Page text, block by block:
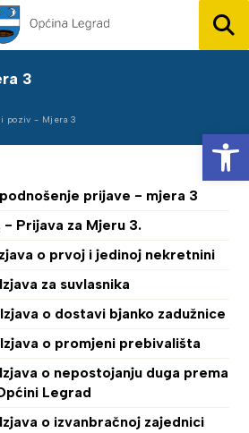
3
poziv - Mjera 3
podnošenje prijave - mjera 3
- Prijava za Mjeru 3.
o prvoj i jedinoj nekretnini
za suvlasnika
o dostavi bjanko zadužnice
o promjeni prebivališta
o nepostojanju duga prema
Legrad
o izvanbračnoj zajednici